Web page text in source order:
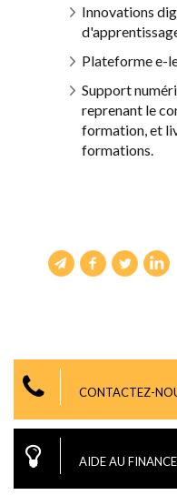
Innovations
Plateforme e-
Support
reprenant le
formation, et
formations.
CONTACTEZ-
AIDE AU